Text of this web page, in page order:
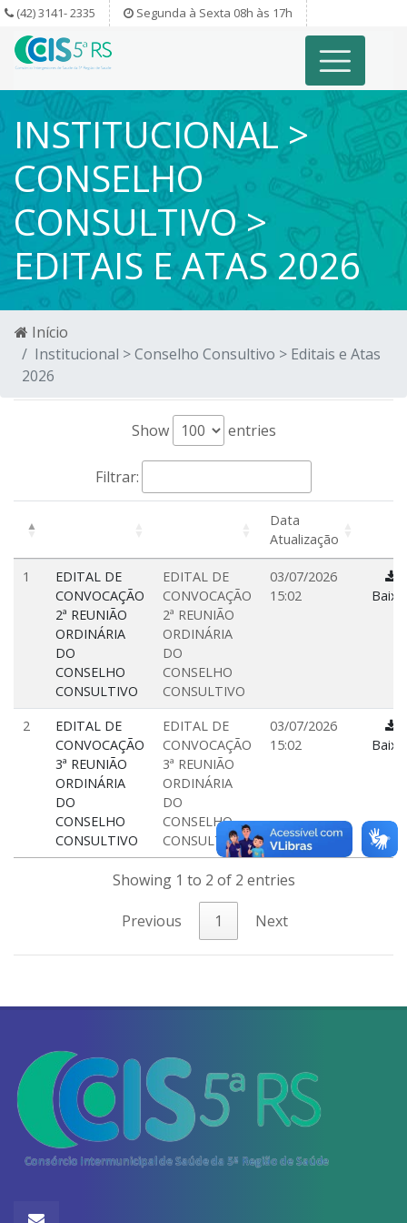
(42) 3141- 2335 Segunda à Sexta 08h às 17h
INSTITUCIONAL >
CONSELHO
CONSULTIVO >
EDITAIS E ATAS 2026
Início
Institucional > Conselho Consultivo > Editais e Atas
2026
Show entries
Filtrar:
Data
Atualização
1
EDITAL DE
CONVOCAÇÃO
2ª REUNIÃO
ORDINÁRIA
DO
CONSELHO
CONSULTIVO
EDITAL DE
CONVOCAÇÃO
2ª REUNIÃO
ORDINÁRIA
DO
CONSELHO
CONSULTIVO
03/07/2026
15:02
2
EDITAL DE
CONVOCAÇÃO
3ª REUNIÃO
ORDINÁRIA
DO
CONSELHO
CONSULTIVO
EDITAL DE
CONVOCAÇÃO
3ª REUNIÃO
ORDINÁRIA
DO
CONSELHO
CONSULTIVO
03/07/2026
15:02
Showing 1 to 2 of 2 entries
Previous 1 Next